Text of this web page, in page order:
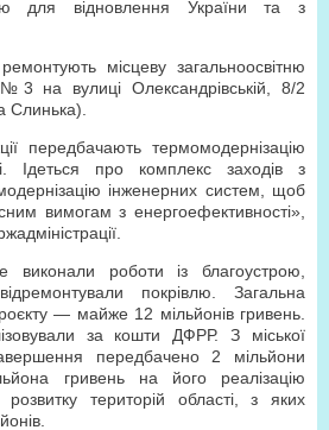
для відновлення України та з
місцеву загальноосвітню
на вулиці Олександрівській, 8/2
Слинька).
передбачають термомодернізацію
Ідеться про комплекс заходів з
інженерних систем, щоб
вимогам з енергоефективності»,
виконали роботи із благоустрою,
покрівлю. Загальна
— майже 12 мільйонів гривень.
за кошти ДФРР. З міської
передбачено 2 мільйони
гривень на його реалізацію
територій області, з яких